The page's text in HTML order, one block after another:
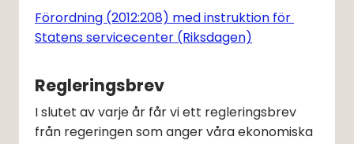
Förordning (2012:208) med instruktion för
Statens servicecenter (Riksdagen)
Regleringsbrev
I slutet av varje år får vi ett regleringsbrev
från regeringen som anger våra ekonomiska